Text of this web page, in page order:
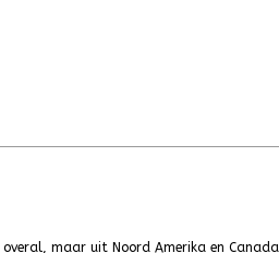
overal, maar uit Noord Amerika en